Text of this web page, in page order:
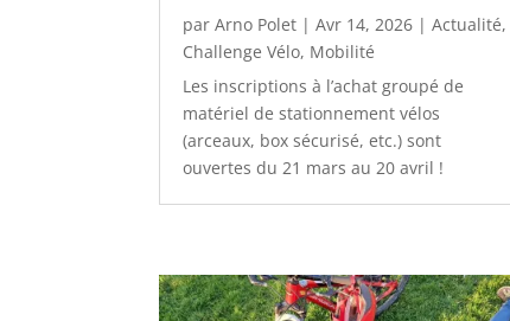
parArno Polet |Avr 14, 2026 |Actualité,
Challenge Vélo, Mobilité
Les inscriptions à l’achat groupé de
matériel de stationnement vélos
(arceaux, box sécurisé, etc.) sont
ouvertes du 21 mars au 20 avril !